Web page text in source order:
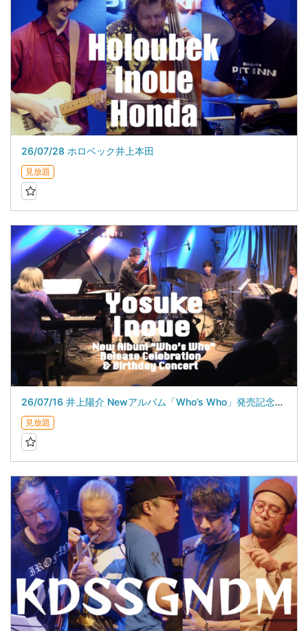
26/07/28 ホロベック井上本田
見放題
26/07/16 井上陽介 Newアルバム「Who’s Who」発売記念＆バースデイライブ
見放題